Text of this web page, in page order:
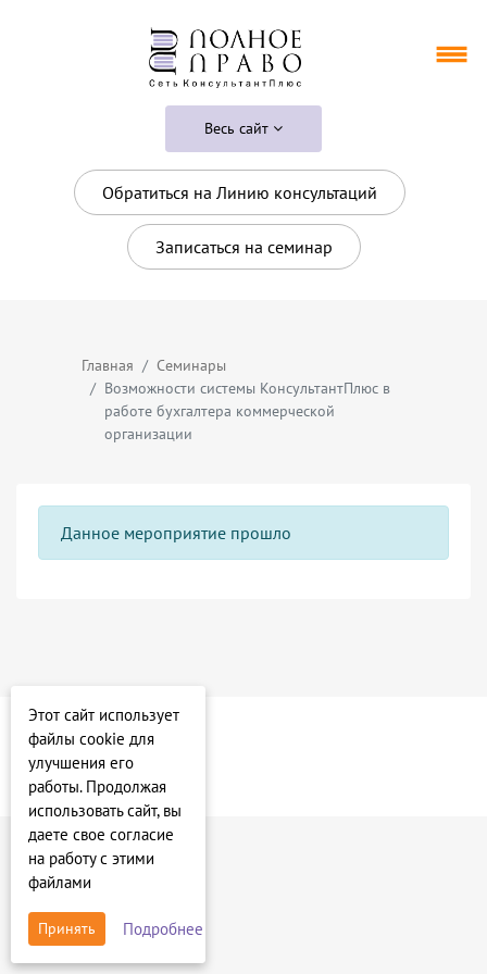
Весь сайт
Обратиться на Линию консультаций
Записаться на семинар
Главная
Семинары
Возможности системы КонсультантПлюс в
работе бухгалтера коммерческой
организации
Данное мероприятие прошло
Этот сайт использует
файлы cookie для
улучшения его
работы. Продолжая
использовать сайт, вы
даете свое согласие
на работу с этими
файлами
Принять Подробнее